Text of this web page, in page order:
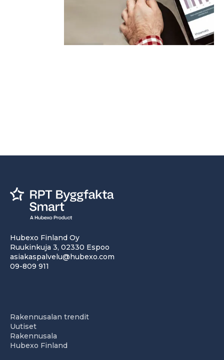
Hubexo Finland Oy
Ruukinkuja 3, 02330 Espoo
asiakaspalvelu@hubexo.com
09-809 911
Rakennusalan trendit
Uutiset
Rakennusala
Hubexo Finland